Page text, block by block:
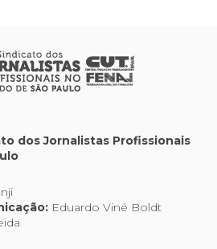
dos Jornalistas Profissionais
Eduardo Viné Boldt